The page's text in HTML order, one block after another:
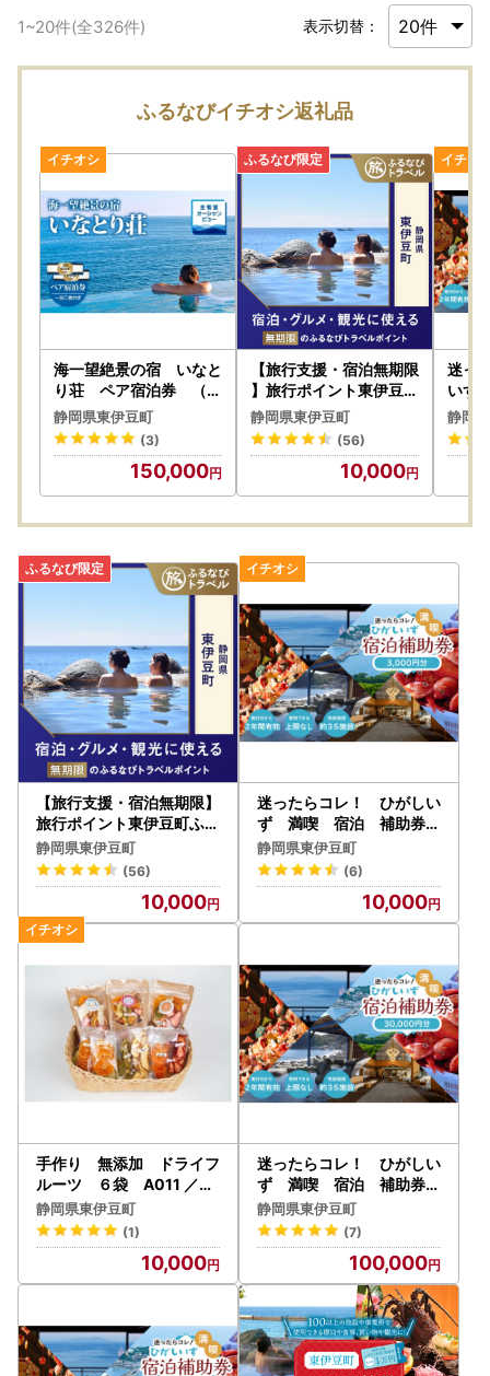
【送付先】
三重県名張市滝之原1050番地
東伊豆町ふるさと納税センター 行
★令和７年１２月３１日（水）まで寄附のお申込を頂いた方
でご希望される方へのワンストップ特例申請書の発送は行い
ます。
★ただし、令和７年１２月２６日（金）～３１日（水）の間
にいただいたご寄附に対するワンストップ特例申請書の送付
につきましては、令和８年１月３日（土）発送となります。
お急ぎの方は、お手数をお掛けしますが、必要に応じて寄附
者様ご自身で申請書をダウンロードしていただき、必要な添
付資料とともに郵送していただきますようお願いします。
【返礼品の送付について】
通常ご寄附頂いてから１～２ヶ月以内にお届けしておりま
す。
※１２月は寄附のお申し込みが集中するため、一部を除き、
※２日以上ご不在にされる場合は、不在日を必ず備考欄にご
記入ください。事前にお申し出がなく、お届け時に長期ご不
在で運送業者の保管期限を経過し当方へ返送された場合に
は、再発送の対応は致しかねますので予めご了承ください。
※日時指定は対応致しかねますのでご了承ください。
1~20件(全326件) 表示切替：
ふるなびイチオシ返礼品
海一望絶景の宿 いなと
り荘 ペア宿泊券 （一
泊二食付） ベストレー
ト 【特典】貸切 露天
風呂1回無料 F007／
温泉宿 利用券 静岡県
東伊豆町
静岡県東伊豆町
(3)
150,000
【旅行支援・宿泊無期限
】旅行ポイント東伊豆町
ふるなびトラベルポイン
ト
静岡県東伊豆町
(56)
10,000
迷っ
いず
券 （
／静
静岡
【旅行支援・宿泊無期限】
旅行ポイント東伊豆町ふる
なびトラベルポイント
静岡県東伊豆町
(56)
10,000
迷ったらコレ！ ひがしい
ず 満喫 宿泊 補助券
（3千円分）Ａ001／静岡
県 東伊豆町
静岡県東伊豆町
(6)
10,000
手作り 無添加 ドライフ
ルーツ ６袋 A011 ／ミ
セス・こらってぃ 静岡県
東伊豆町
静岡県東伊豆町
(1)
10,000
迷ったらコレ！ ひがしい
ず 満喫 宿泊 補助券
（3万円分）E001／静岡
県 東伊豆町
静岡県東伊豆町
(7)
100,000